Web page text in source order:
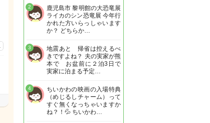
鹿児島市 黎明館の大恐竜展
ライカのシン恐竜展 今年行
かれた方いらっしゃいます
か？ どちらか…
2
地震あと 帰省は控えるべ
きですよね？ 夫の実家が熊
本で お盆前に２泊3日で
実家に泊まる予定…
3
ちいかわの映画の入場特典
（めじるしチャーム）って
すぐ無くなっちゃいますか
ね？！💦 ちいかわ…
4